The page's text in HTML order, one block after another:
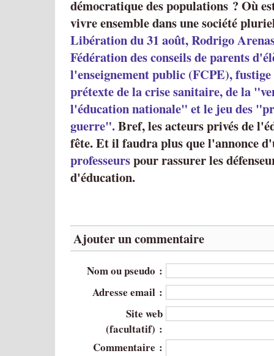
démocratique des populations ? Où
vivre ensemble dans une société
Libération du 31 août, Rodrigo
Fédération des conseils de parents
l'enseignement public (FCPE),
prétexte de la crise sanitaire, de la
l'éducation nationale" et le jeu des
guerre".Bref, les acteurs privés de
fête. Et il faudra plus que l'annonce
professeurspour rassurer les
d'éducation.
Ajouter un commentaire
Nom ou pseudo :
Adresse email :
Site web
(facultatif) :
Commentaire :